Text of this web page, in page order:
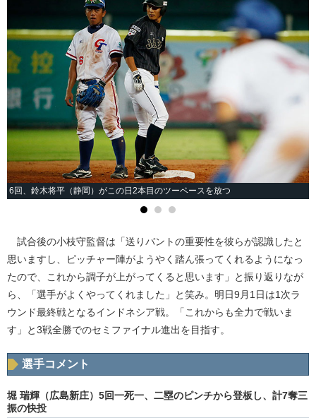
6回、鈴木将平（静岡）がこの日2本目のツーベースを放つ
試合後の小枝守監督は「送りバントの重要性を彼らが認識したと
思いますし、ピッチャー陣がようやく踏ん張ってくれるようになっ
たので、これから調子が上がってくると思います」と振り返りなが
ら、「選手がよくやってくれました」と笑み。明日9月1日は1次ラ
ウンド最終戦となるインドネシア戦。「これからも全力で戦いま
す」と3戦全勝でのセミファイナル進出を目指す。
選手コメント
堀 瑞輝（広島新庄）5回一死一、二塁のピンチから登板し、計7奪三
振の快投